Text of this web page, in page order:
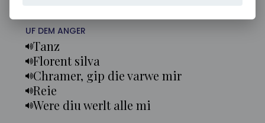
UF DEM ANGER
Tanz
Florent silva
Chramer, gip die varwe mir
Reie
Were diu werlt alle mi